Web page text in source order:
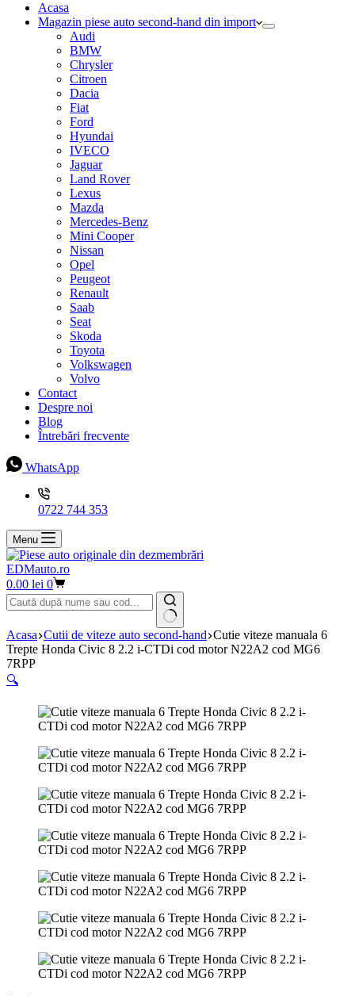
cumpărături
Acasa
Magazin piese auto second-hand din import
Audi
BMW
Chrysler
Citroen
Dacia
Fiat
Ford
Hyundai
IVECO
Jaguar
Land Rover
Lexus
Mazda
Mercedes-Benz
Mini Cooper
Nissan
Opel
Peugeot
Renault
Saab
Seat
Skoda
Toyota
Volkswagen
Volvo
Contact
Despre noi
Blog
Întrebări frecvente
WhatsApp
0722 744 353
Menu
EDMauto.ro
Coș
de
cumpărături
0.00 lei 0
Niciun
rezultat
Acasa Cutii de viteze auto second-hand Cutie viteze manuala 6
Trepte Honda Civic 8 2.2 i-CTDi cod motor N22A2 cod MG6
7RPP
🔍